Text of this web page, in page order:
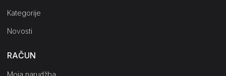
Kategorije
Novosti
RAČUN